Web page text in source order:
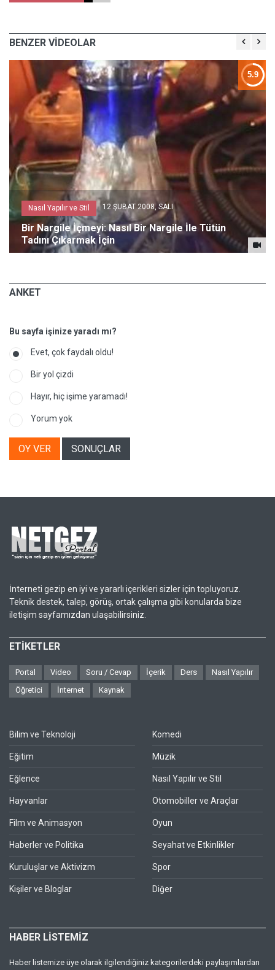
BENZER VİDEOLAR
Nasıl Yapılır ve Stil 12 ŞUBAT 2008, SALI
Bir Nargile İçmeyi: Nasıl Bir Nargile İle Tütün
Tadını Çıkarmak İçin
5.9
ANKET
Bu sayfa işinize yaradı mı?
Evet, çok faydalı oldu!
Bir yol çizdi
Hayır, hiç işime yaramadı!
Yorum yok
OY VER SONUÇLAR
İnterneti gezip en iyi ve yararlı içerikleri sizler için topluyoruz.
Teknik destek, talep, görüş, ortak çalışma gibi konularda bize
iletişim sayfamızdan ulaşabilirsiniz.
ETİKETLER
Portal Video Soru / Cevap İçerik Ders
Nasıl Yapılır
Öğretici
İnternet Kaynak
Bilim ve Teknoloji
Eğitim
Eğlence
Hayvanlar
Film ve Animasyon
Haberler ve Politika
Kuruluşlar ve Aktivizm
Kişiler ve Bloglar
Komedi
Müzik
Nasıl Yapılır ve Stil
Otomobiller ve Araçlar
Oyun
Seyahat ve Etkinlikler
Spor
Diğer
HABER LİSTEMİZ
Haber listemize üye olarak ilgilendiğiniz kategorilerdeki paylaşımlardan